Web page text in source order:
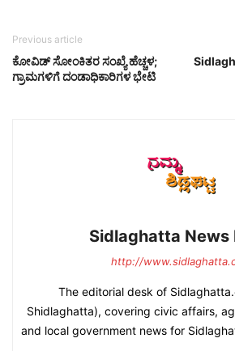
Previous article
ಕೋವಿಡ್ ಸೋಂಕಿತರ ಸಂಖ್ಯೆ ಹೆಚ್ಚಳ;
ಗ್ರಾಮಗಳಿಗೆ ದಂಡಾಧಿಕಾರಿಗಳ ಭೇಟಿ
Sidlaghatta News
http://
The editorial desk of
Shidlaghatta), covering civic affairs,
and local government news for